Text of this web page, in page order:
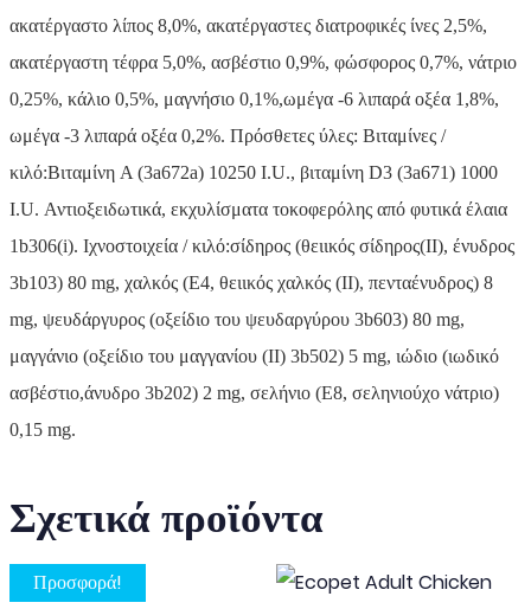
ακατέργαστο λίπος 8,0%, ακατέργαστες διατροφικές ίνες 2,5%,
ακατέργαστη τέφρα 5,0%, ασβέστιο 0,9%, φώσφορος 0,7%, νάτριο
0,25%, κάλιο 0,5%, μαγνήσιο 0,1%,ωμέγα -6 λιπαρά οξέα 1,8%,
ωμέγα -3 λιπαρά οξέα 0,2%. Πρόσθετες ύλες: Βιταμίνες /
κιλό:Βιταμίνη A (3a672a) 10250 I.U., βιταμίνη D3 (3a671) 1000
I.U. Αντιοξειδωτικά, εκχυλίσματα τοκοφερόλης από φυτικά έλαια
1b306(i). Ιχνοστοιχεία / κιλό:σίδηρος (θειικός σίδηρος(II), ένυδρος
3b103) 80 mg, χαλκός (E4, θειικός χαλκός (II), πενταένυδρος) 8
mg, ψευδάργυρος (οξείδιο του ψευδαργύρου 3b603) 80 mg,
μαγγάνιο (οξείδιο του μαγγανίου (II) 3b502) 5 mg, ιώδιο (ιωδικό
ασβέστιο,άνυδρο 3b202) 2 mg, σελήνιο (E8, σεληνιούχο νάτριο)
0,15 mg.
Σχετικά προϊόντα
Προσφορά!